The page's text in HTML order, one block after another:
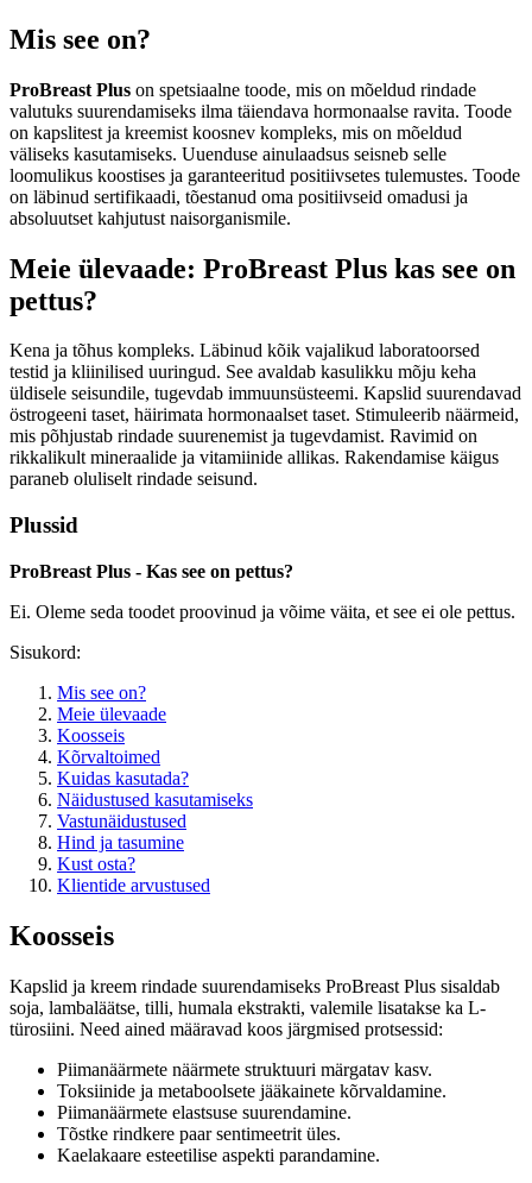
Mis see on?
ProBreast Plus on spetsiaalne toode, mis on mõeldud rindade
valutuks suurendamiseks ilma täiendava hormonaalse ravita. Toode
on kapslitest ja kreemist koosnev kompleks, mis on mõeldud
väliseks kasutamiseks. Uuenduse ainulaadsus seisneb selle
loomulikus koostises ja garanteeritud positiivsetes tulemustes. Toode
on läbinud sertifikaadi, tõestanud oma positiivseid omadusi ja
absoluutset kahjutust naisorganismile.
Meie ülevaade: ProBreast Plus kas see on
pettus?
Kena ja tõhus kompleks. Läbinud kõik vajalikud laboratoorsed
testid ja kliinilised uuringud. See avaldab kasulikku mõju keha
üldisele seisundile, tugevdab immuunsüsteemi. Kapslid suurendavad
östrogeeni taset, häirimata hormonaalset taset. Stimuleerib näärmeid,
mis põhjustab rindade suurenemist ja tugevdamist. Ravimid on
rikkalikult mineraalide ja vitamiinide allikas. Rakendamise käigus
paraneb oluliselt rindade seisund.
Plussid
ProBreast Plus - Kas see on pettus?
Ei. Oleme seda toodet proovinud ja võime väita, et see ei ole pettus.
Sisukord:
Mis see on?
Meie ülevaade
Koosseis
Kõrvaltoimed
Kuidas kasutada?
Näidustused kasutamiseks
Vastunäidustused
Hind ja tasumine
Kust osta?
Klientide arvustused
Koosseis
Kapslid ja kreem rindade suurendamiseks ProBreast Plus sisaldab
soja, lambaläätse, tilli, humala ekstrakti, valemile lisatakse ka L-
türosiini. Need ained määravad koos järgmised protsessid:
Piimanäärmete näärmete struktuuri märgatav kasv.
Toksiinide ja metaboolsete jääkainete kõrvaldamine.
Piimanäärmete elastsuse suurendamine.
Tõstke rindkere paar sentimeetrit üles.
Kaelakaare esteetilise aspekti parandamine.